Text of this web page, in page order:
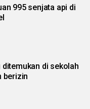
995 senjata api di
di sekolah
berizin